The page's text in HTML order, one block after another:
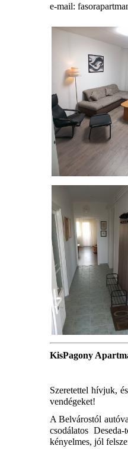
e-mail:
KisPagony
Szeretettel hívjuk,
vendégeket!
A Belvárostól
csodálatos
kényelmes, jól